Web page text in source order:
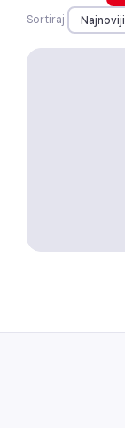
Sortiraj: